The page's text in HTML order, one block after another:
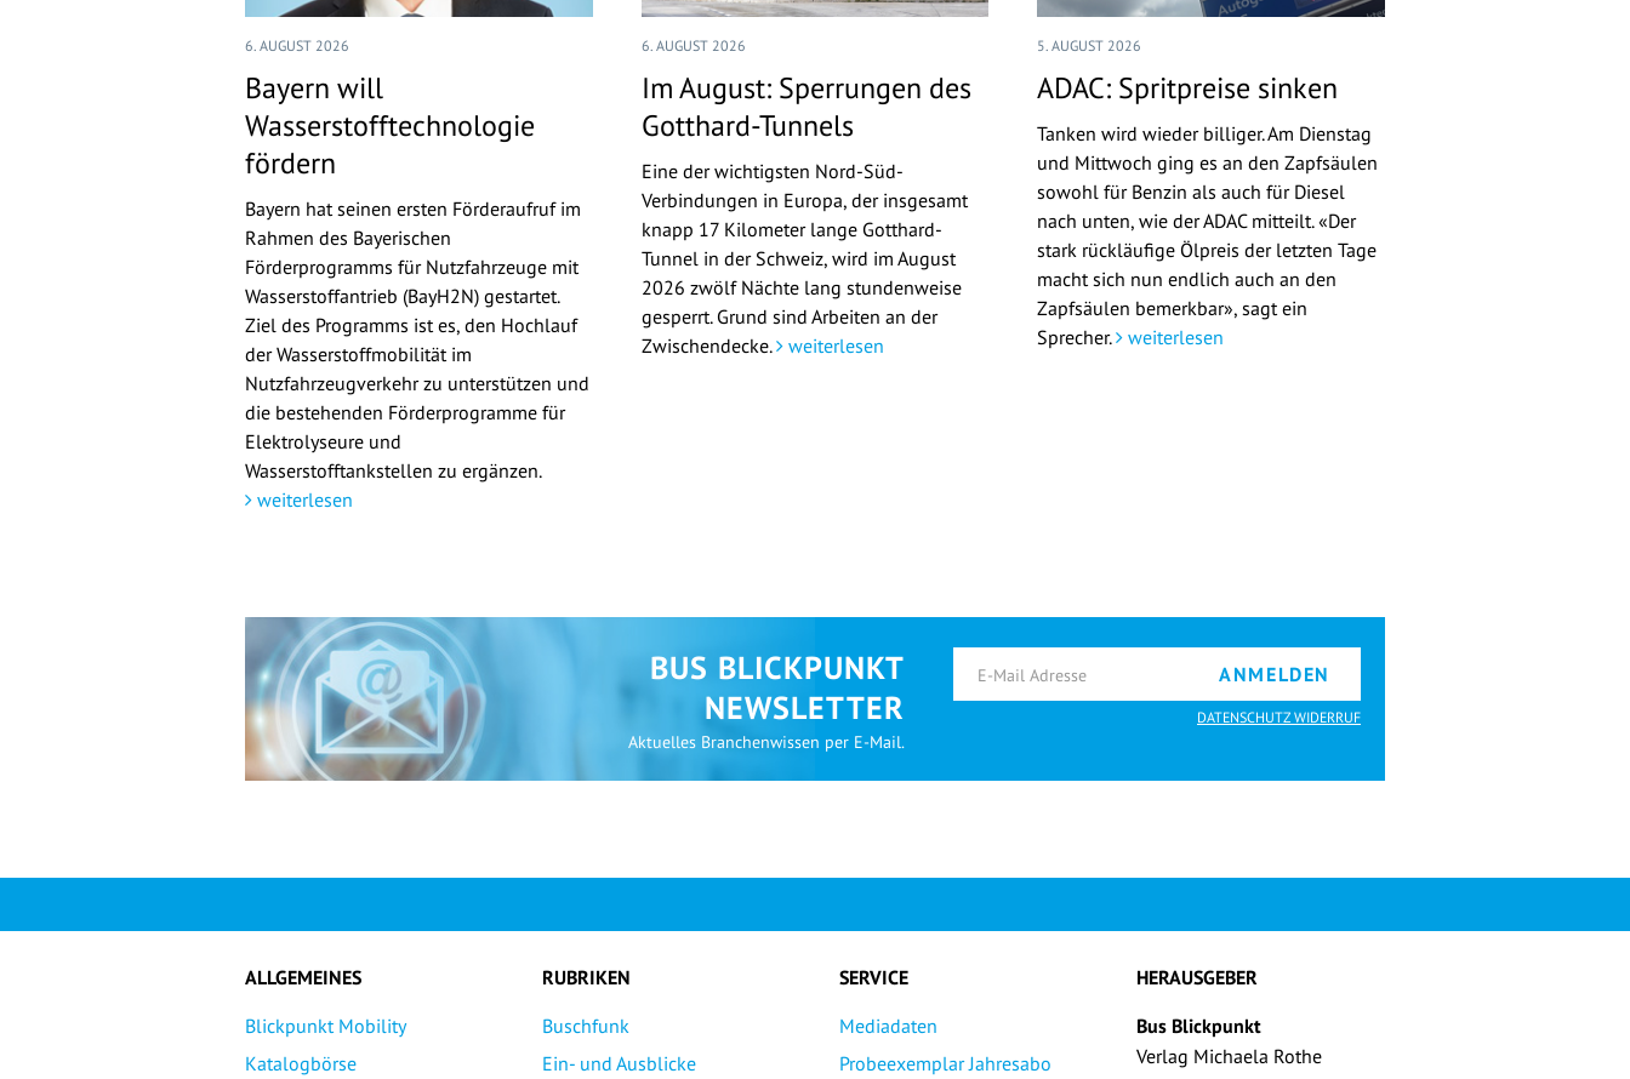
6. AUGUST 2026
Bayern will
Wasserstofftechnologie
fördern
Bayern hat seinen ersten Förderaufruf im
Rahmen des Bayerischen
Förderprogramms für Nutzfahrzeuge mit
Wasserstoffantrieb (BayH2N) gestartet.
Ziel des Programms ist es, den Hochlauf
der Wasserstoffmobilität im
Nutzfahrzeugverkehr zu unterstützen und
die bestehenden Förderprogramme für
Elektrolyseure und
Wasserstofftankstellen zu ergänzen.
weiterlesen
6. AUGUST 2026
Im August: Sperrungen des
Gotthard-Tunnels
Eine der wichtigsten Nord-Süd-
Verbindungen in Europa, der insgesamt
knapp 17 Kilometer lange Gotthard-
Tunnel in der Schweiz, wird im August
2026 zwölf Nächte lang stundenweise
gesperrt. Grund sind Arbeiten an der
Zwischendecke. weiterlesen
5. AUGUST 2026
ADAC: Spritpreise sinken
Tanken wird wieder billiger. Am Dienstag
und Mittwoch ging es an den Zapfsäulen
sowohl für Benzin als auch für Diesel
nach unten, wie der ADAC mitteilt. «Der
stark rückläufige Ölpreis der letzten Tage
macht sich nun endlich auch an den
Zapfsäulen bemerkbar», sagt ein
Sprecher. weiterlesen
BUS BLICKPUNKT
NEWSLETTER
Aktuelles Branchenwissen per E-Mail.
ANMELDEN
DATENSCHUTZ WIDERRUF
ALLGEMEINES
Blickpunkt Mobility
Katalogbörse
RUBRIKEN
Buschfunk
Ein- und Ausblicke
SERVICE
Mediadaten
Probeexemplar Jahresabo
HERAUSGEBER
Bus Blickpunkt
Verlag Michaela Rothe